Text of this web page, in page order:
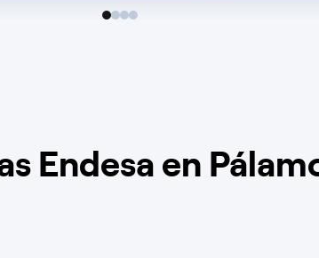
Endesa en